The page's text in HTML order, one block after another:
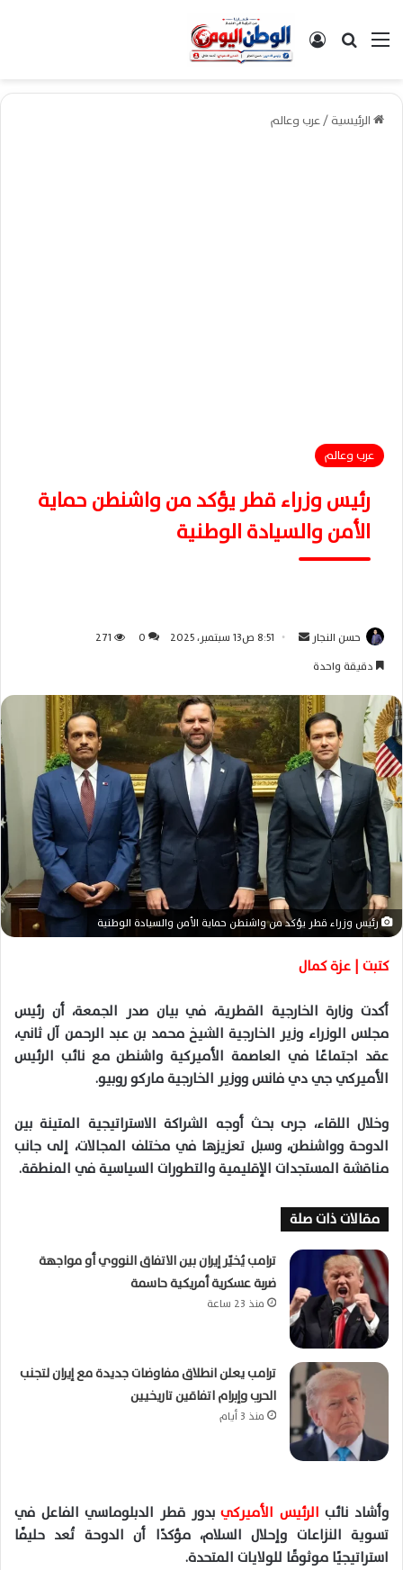
القائمةبحث عن تسجيل الدخول
الرئيسية/عرب وعالم
عرب وعالم
رئيس وزراء قطر يؤكد من واشنطن حماية
الأمن والسيادة الوطنية
حسن النجار
ل
ب
ي
ا
ل
ك
ت
ر
و
ا
8:51 ص13 سبتمبر، 2025 0
271
دقيقة واحدة
رئيس وزراء قطر يؤكد من واشنطن حماية الأمن والسيادة الوطنية
كتبت | عزة كمال
أكدت وزارة الخارجية القطرية، في بيان صدر الجمعة، أن رئيس
مجلس الوزراء وزير الخارجية الشيخ محمد بن عبد الرحمن آل ثاني،
عقد اجتماعًا في العاصمة الأميركية واشنطن مع نائب الرئيس
الأميركي جي دي فانس ووزير الخارجية ماركو روبيو.
وخلال اللقاء، جرى بحث أوجه الشراكة الاستراتيجية المتينة بين
الدوحة وواشنطن، وسبل تعزيزها في مختلف المجالات، إلى جانب
مناقشة المستجدات الإقليمية والتطورات السياسية في المنطقة.
مقالات ذات صلة
ترامب يُخيّر إيران بين الاتفاق النووي أو مواجهة
ضربة عسكرية أمريكية حاسمة
منذ 23 ساعة
ترامب يعلن انطلاق مفاوضات جديدة مع إيران لتجنب
الحرب وإبرام اتفاقين تاريخيين
منذ 3 أيام
وأشاد نائبالرئيس الأميركيبدور قطر الدبلوماسي الفاعل في
تسوية النزاعات وإحلال السلام، مؤكدًا أن الدوحة تُعد حليفًا
استراتيجيًا موثوقًا للولايات المتحدة.